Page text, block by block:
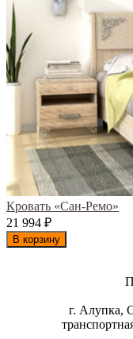
Кровать «Сан-Ремо»
21 994 ₽
В корзину
г. Алупка,